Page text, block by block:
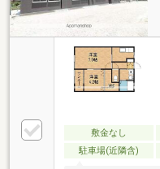
敷金なし
駐車場(近隣含)